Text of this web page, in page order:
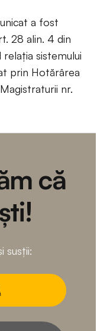
a fost
28 alin. 4 din
sistemului
prin Hotărârea
nr.
că
susții: